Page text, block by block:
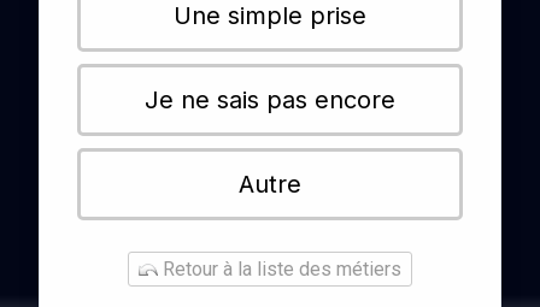
Une simple prise
Je ne sais pas encore
Autre
Retour à la liste des métiers